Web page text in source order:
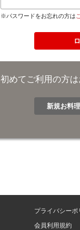
※パスワードをお忘れの方は
初めてご利用の方
新規お料
プライバシーポ
会員利用規約